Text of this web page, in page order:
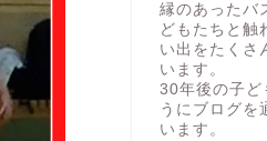
縁のあったバ
どもたちと触
い出をたくさ
います。
30年後の子ど
うにブログを
います。